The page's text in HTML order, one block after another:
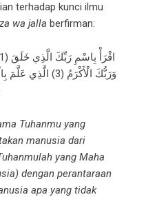
terhadap kunci ilmu
wa jalla berfirman:
Tuhanmu yang
manusia dari
yang Maha
dengan perantaraan
apa yang tidak